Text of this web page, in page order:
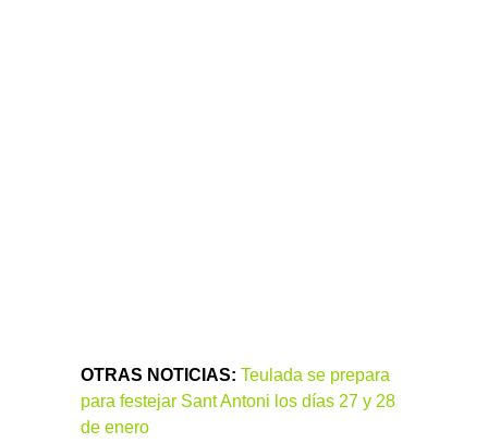
OTRAS NOTICIAS: Teulada se prepara
para festejar Sant Antoni los días 27 y 28
de enero